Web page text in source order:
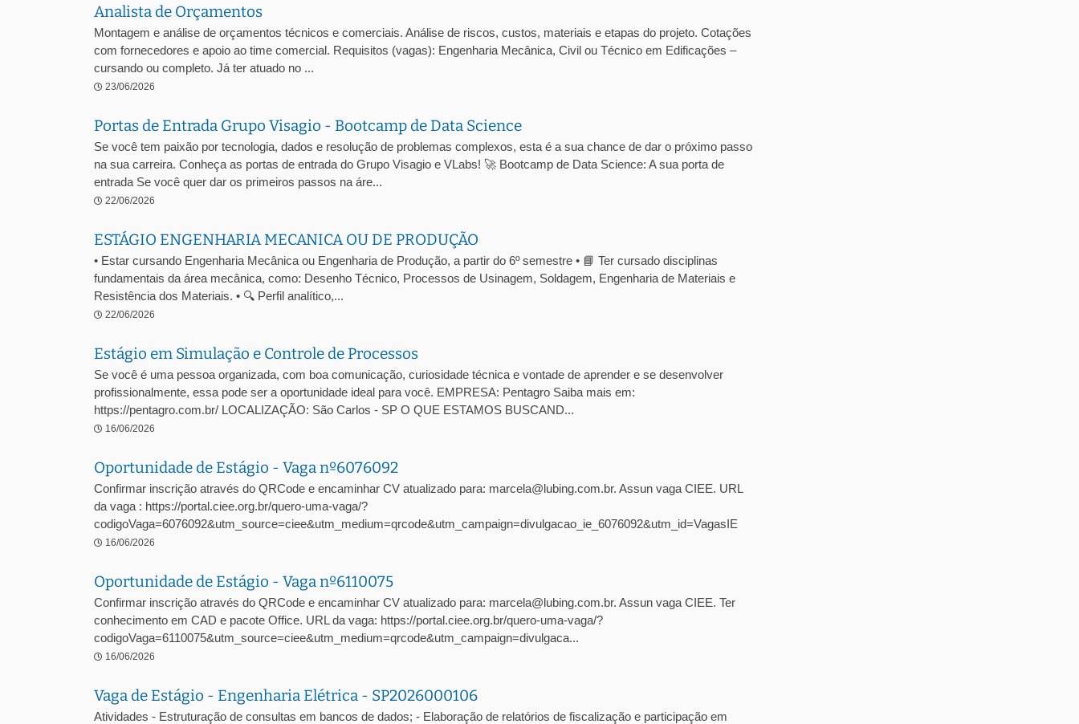
Analista de Orçamentos
Montagem e análise de orçamentos técnicos e comerciais. Análise de riscos, custos, materiais e etapas do projeto. Cotações
com fornecedores e apoio ao time comercial. Requisitos (vagas): Engenharia Mecânica, Civil ou Técnico em Edificações –
cursando ou completo. Já ter atuado no ...
23/06/2026
Portas de Entrada Grupo Visagio - Bootcamp de Data Science
Se você tem paixão por tecnologia, dados e resolução de problemas complexos, esta é a sua chance de dar o próximo passo
na sua carreira. Conheça as portas de entrada do Grupo Visagio e VLabs! 🚀 Bootcamp de Data Science: A sua porta de
entrada Se você quer dar os primeiros passos na áre...
22/06/2026
ESTÁGIO ENGENHARIA MECANICA OU DE PRODUÇÃO
• Estar cursando Engenharia Mecânica ou Engenharia de Produção, a partir do 6º semestre • 📘 Ter cursado disciplinas
fundamentais da área mecânica, como: Desenho Técnico, Processos de Usinagem, Soldagem, Engenharia de Materiais e
Resistência dos Materiais. • 🔍 Perfil analítico,...
22/06/2026
Estágio em Simulação e Controle de Processos
Se você é uma pessoa organizada, com boa comunicação, curiosidade técnica e vontade de aprender e se desenvolver
profissionalmente, essa pode ser a oportunidade ideal para você. EMPRESA: Pentagro Saiba mais em:
https://pentagro.com.br/ LOCALIZAÇÃO: São Carlos - SP O QUE ESTAMOS BUSCAND...
16/06/2026
Oportunidade de Estágio - Vaga nº6076092
Confirmar inscrição através do QRCode e encaminhar CV atualizado para: marcela@lubing.com.br. Assun vaga CIEE. URL
da vaga : https://portal.ciee.org.br/quero-uma-vaga/?
codigoVaga=6076092&utm_source=ciee&utm_medium=qrcode&utm_campaign=divulgacao_ie_6076092&utm_id=VagasIE
16/06/2026
Oportunidade de Estágio - Vaga nº6110075
Confirmar inscrição através do QRCode e encaminhar CV atualizado para: marcela@lubing.com.br. Assun vaga CIEE. Ter
conhecimento em CAD e pacote Office. URL da vaga: https://portal.ciee.org.br/quero-uma-vaga/?
codigoVaga=6110075&utm_source=ciee&utm_medium=qrcode&utm_campaign=divulgaca...
16/06/2026
Vaga de Estágio - Engenharia Elétrica - SP2026000106
Atividades - Estruturação de consultas em bancos de dados; - Elaboração de relatórios de fiscalização e participação em